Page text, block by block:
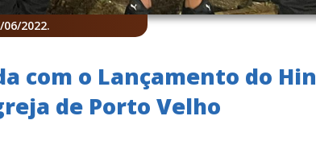
06/2022.
com o Lançamento do
de Porto Velho